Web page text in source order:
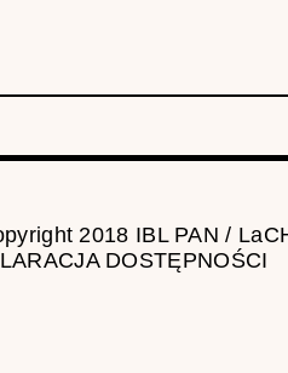
2018 IBL PAN /
DOSTĘPNOŚCI